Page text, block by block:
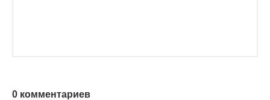
0 комментариев